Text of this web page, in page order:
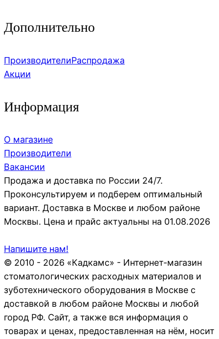
Дополнительно
ПроизводителиРаспродажа
Акции
Информация
О магазине
Производители
Вакансии
Продажа и доставка по России 24/7.
Проконсультируем и подберем оптимальный
вариант. Доставка в Москве и любом районе
Москвы. Цена и прайс актуальны на 01.08.2026
Напишите нам!
© 2010 - 2026 «Кадкамс» - Интернет-магазин
стоматологических расходных материалов и
зуботехнического оборудования в Москве с
доставкой в любом районе Москвы и любой
город РФ. Сайт, а также вся информация о
товарах и ценах, предоставленная на нём, носит